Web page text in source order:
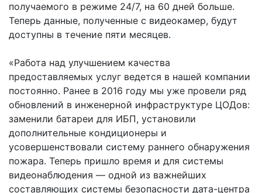
получаемого в режиме 24/7, на 60 дней больше.
Теперь данные, полученные с видеокамер, будут
доступны в течение пяти месяцев.
«Работа над улучшением качества
предоставляемых услуг ведется в нашей компании
постоянно. Ранее в 2016 году мы уже провели ряд
обновлений в инженерной инфраструктуре ЦОДов:
заменили батареи для ИБП, установили
дополнительные кондиционеры и
усовершенствовали систему раннего обнаружения
пожара. Теперь пришло время и для системы
видеонаблюдения ― одной из важнейших
составляющих системы безопасности дата-центра